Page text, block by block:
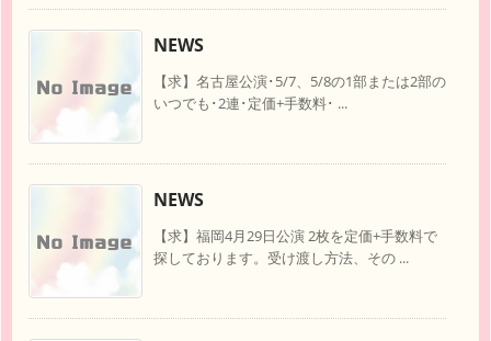
NEWS
【求】名古屋公演･5/7、5/8の1部または2部の
いつでも･2連･定価+手数料･ ...
NEWS
【求】福岡4月29日公演 2枚を定価+手数料で
探しております。受け渡し方法、その ...